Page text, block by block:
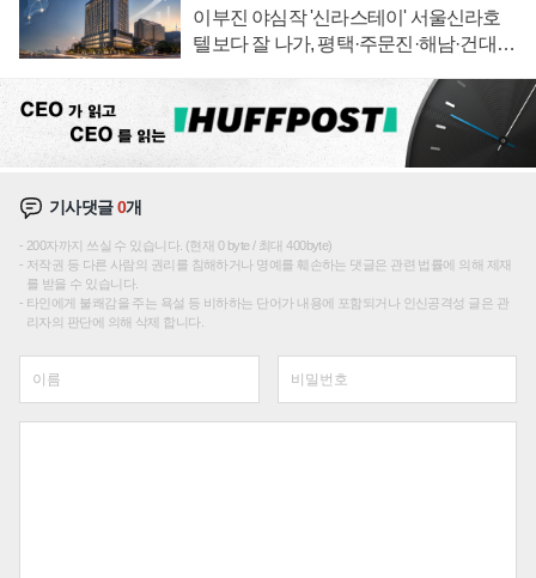
이부진 야심작 '신라스테이' 서울신라호
텔보다 잘 나가, 평택·주문진·해남·건대로
기사댓글0개
200자까지 쓰실 수 있습니다. (현재 0 byte / 최대 400byte)
저작권 등 다른 사람의 권리를 침해하거나 명예를 훼손하는 댓글은 관련 법률에 의해 제재
를 받을 수 있습니다.
타인에게 불쾌감을 주는 욕설 등 비하하는 단어가 내용에 포함되거나 인신공격성 글은 관
리자의 판단에 의해 삭제 합니다.